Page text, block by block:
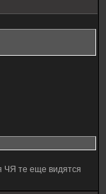
ЧЯ те еще видятся